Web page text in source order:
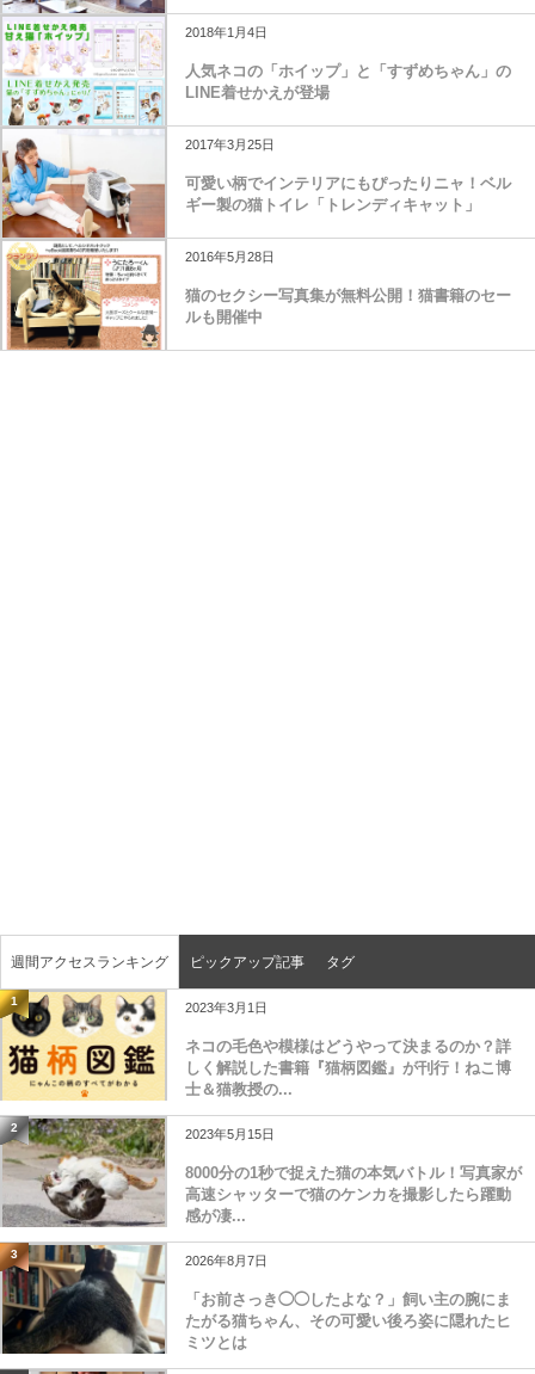
2018年1月4日
人気ネコの「ホイップ」と「すずめちゃん」の
LINE着せかえが登場
2017年3月25日
可愛い柄でインテリアにもぴったりニャ！ベル
ギー製の猫トイレ「トレンディキャット」
2016年5月28日
猫のセクシー写真集が無料公開！猫書籍のセー
ルも開催中
週間アクセスランキング ピックアップ記事 タグ
1 2023年3月1日
ネコの毛色や模様はどうやって決まるのか？詳
しく解説した書籍『猫柄図鑑』が刊行！ねこ博
士＆猫教授の...
2 2023年5月15日
8000分の1秒で捉えた猫の本気バトル！写真家が
高速シャッターで猫のケンカを撮影したら躍動
感が凄...
3 2026年8月7日
「お前さっき◯◯したよな？」飼い主の腕にま
たがる猫ちゃん、その可愛い後ろ姿に隠れたヒ
ミツとは